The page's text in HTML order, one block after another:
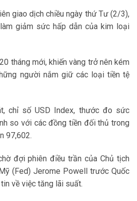
giao dịch chiều ngày thứ Tư (2/3),
giảm sức hấp dẫn của kim loại
tháng mới, khiến vàng trở nên kém
người nắm giữ các loại tiền tệ
chỉ số USD Index, thước đo sức
so với các đồng tiền đối thủ trong
97,602.
đợi phiên điều trần của Chủ tịch
(Fed) Jerome Powell trước Quốc
về việc tăng lãi suất.